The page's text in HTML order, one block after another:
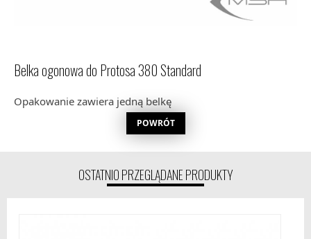
Belka ogonowa do Protosa 380 Standard
Opakowanie zawiera jedną belkę
POWRÓT
OSTATNIO PRZEGLĄDANE PRODUKTY